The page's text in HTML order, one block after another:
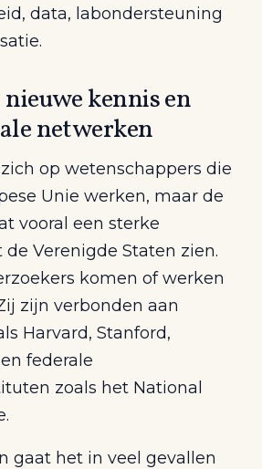
data, labondersteuning
kennis en
netwerken
op wetenschappers die
Unie werken, maar de
vooral een sterke
Verenigde Staten zien.
komen of werken
zijn verbonden aan
Harvard, Stanford,
federale
zoals het National
gaat het in veel gevallen